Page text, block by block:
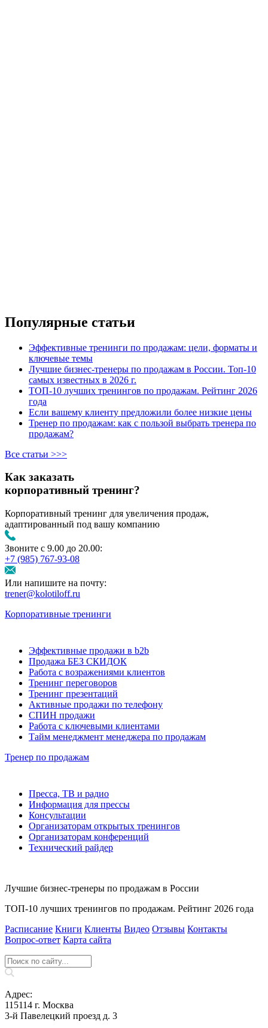
Популярные статьи
Эффективные тренинги по продажам: цели, форматы и
ключевые темы
Лучшие бизнес-тренеры по продажам в России. Топ-10
самых известных в 2026 г.
ТОП-10 лучших тренингов по продажам. Рейтинг 2026
года
Если вашему клиенту предложили более низкие цены
Тренер по продажам: как с пользой выбрать тренера по
продажам?
Все статьи >>>
Как заказать
корпоративный тренинг?
Корпоративный тренинг для увеличения продаж,
адаптированный под вашу компанию
Звоните с 9.00 до 20.00:
+7 (985) 767‑93‑08
Или напишите на почту:
trener@kolotiloff.ru
Корпоративные тренинги
Эффективные продажи в b2b
Продажа БЕЗ СКИДОК
Работа с возражениями клиентов
Тренинг переговоров
Тренинг презентаций
Активные продажи по телефону
СПИН продажи
Работа с ключевыми клиентами
Тайм менеджмент менеджера по продажам
Тренер по продажам
Пресса, ТВ и радио
Информация для прессы
Консультации
Организаторам открытых тренингов
Организаторам конференций
Технический райдер
Лучшие бизнес-тренеры по продажам в России
ТОП-10 лучших тренингов по продажам. Рейтинг 2026 года
Расписание Книги Клиенты Видео Отзывы Контакты
Вопрос‑ответ Карта сайта
Адрес:
115114 г. Москва
3-й Павелецкий проезд д. 3